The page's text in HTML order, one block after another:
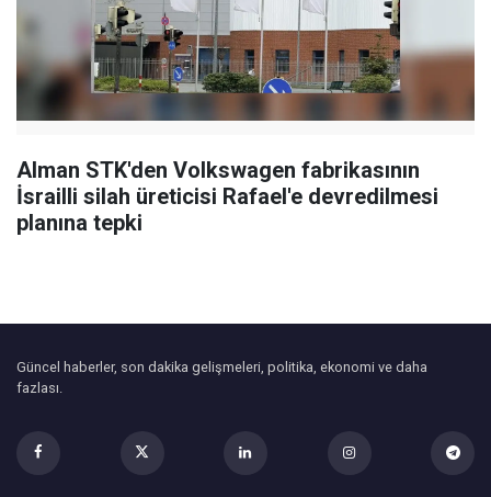
Alman STK'den Volkswagen fabrikasının
İsrailli silah üreticisi Rafael'e devredilmesi
planına tepki
Güncel haberler, son dakika gelişmeleri, politika, ekonomi ve daha
fazlası.